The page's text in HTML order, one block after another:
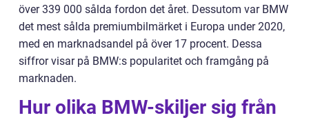
över 339 000 sålda fordon det året. Dessutom var BMW
det mest sålda premiumbilmärket i Europa under 2020,
med en marknadsandel på över 17 procent. Dessa
siffror visar på BMW:s popularitet och framgång på
marknaden.
Hur olika BMW-skiljer sig från